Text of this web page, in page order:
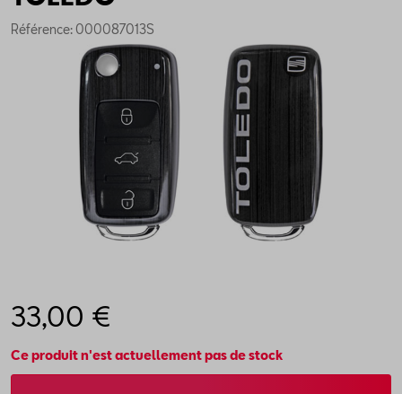
Référence: 000087013S
33,00 €
Ce produit n'est actuellement pas de stock